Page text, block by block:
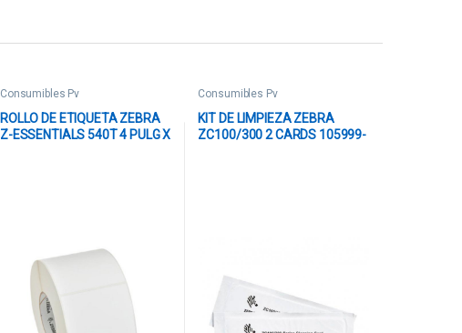
Consumibles Pv
ROLLO DE ETIQUETA ZEBRA
Z-ESSENTIALS 540T 4 PULG X
Consumibles Pv
KIT DE LIMPIEZA ZEBRA
ZC100/300 2 CARDS 105999-